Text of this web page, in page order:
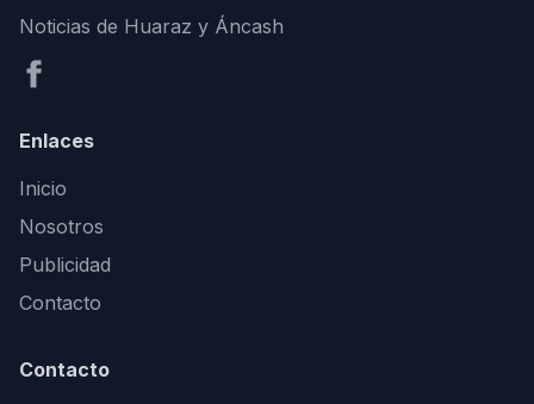
Noticias de Huaraz y Áncash
Enlaces
Inicio
Nosotros
Publicidad
Contacto
Contacto